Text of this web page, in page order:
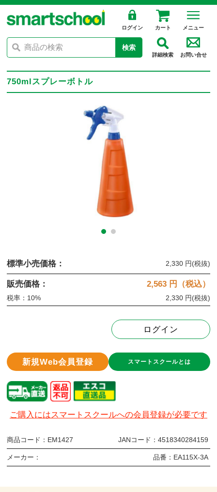
ログイン カート メニュー
検索
詳細検索 お問い合せ
750mlスプレーボトル
標準小売価格： 2,330 円(税抜)
販売価格： 2,563 円（税込）
税率：10% 2,330 円(税抜)
ログイン
新規Web会員登録 スマートスクールとは
ご購入にはスマートスクールへの会員登録が必要です
商品コード： EM1427 JANコード： 4518340284159
メーカー： 品番： EA115X-3A